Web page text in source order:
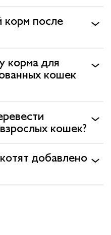
корм после
корма для
кошек
кошек?
добавлено